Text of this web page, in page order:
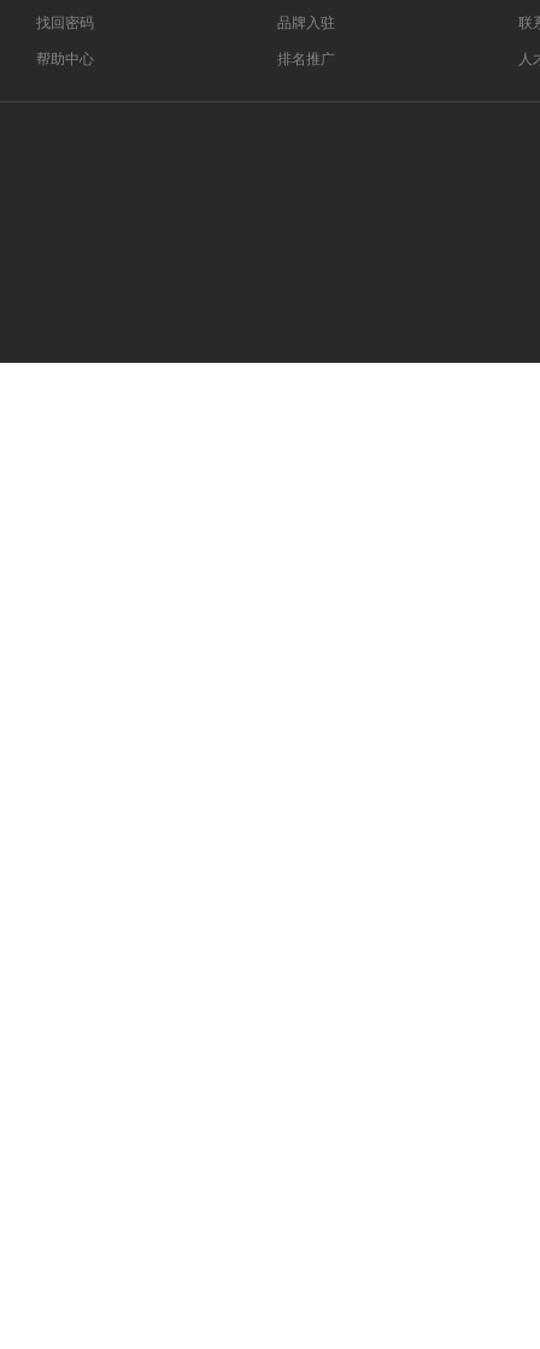
找回密码
帮助中心
品牌入驻
排名推广
联
人